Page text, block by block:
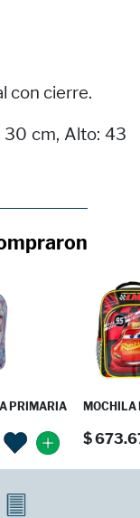
con cierre.
30 cm, Alto: 43
PRIMARIA MOCHILA
$